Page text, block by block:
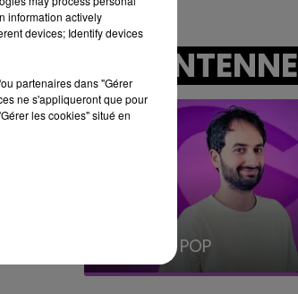
A L'ANTENNE
LA RADIO POP
information actively
devices; Identify devices
partenaires dans "Gérer
ne s'appliqueront que pour
les cookies" situé en